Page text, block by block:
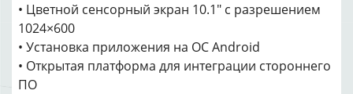
• Цветной сенсорный экран 10.1″ с разрешением
1024×600
• Установка приложения на ОС Android
• Открытая платформа для интеграции стороннего
ПО